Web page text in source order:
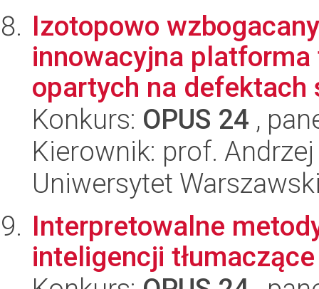
Izotopowo
innowacyjna
opartych na defektach
Konkurs: OPUS 24 ,
Kierownik: prof.
Uniwersytet
Interpretowalne
inteligencji